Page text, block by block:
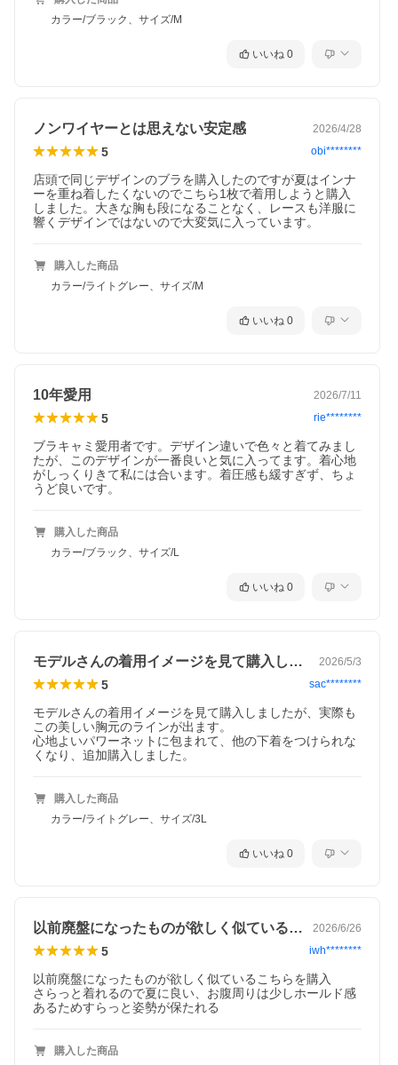
カラー/ブラック、サイズ/M
いいね 0
ノンワイヤーとは思えない安定感 2026/4/28
5 obi********
店頭で同じデザインのブラを購入したのですが夏はインナ
ーを重ね着したくないのでこちら1枚で着用しようと購入
しました。大きな胸も段になることなく、レースも洋服に
響くデザインではないので大変気に入っています。
購入した商品
カラー/ライトグレー、サイズ/M
いいね 0
10年愛用 2026/7/11
5 rie********
ブラキャミ愛用者です。デザイン違いで色々と着てみまし
たが、このデザインが一番良いと気に入ってます。着心地
がしっくりきて私には合います。着圧感も緩すぎず、ちょ
うど良いです。
購入した商品
カラー/ブラック、サイズ/L
いいね 0
モデルさんの着用イメージを見て購入しま… 2026/5/3
5 sac********
モデルさんの着用イメージを見て購入しましたが、実際も
この美しい胸元のラインが出ます。
心地よいパワーネットに包まれて、他の下着をつけられな
くなり、追加購入しました。
購入した商品
カラー/ライトグレー、サイズ/3L
いいね 0
以前廃盤になったものが欲しく似ているこ… 2026/6/26
5 iwh********
以前廃盤になったものが欲しく似ているこちらを購入
さらっと着れるので夏に良い、お腹周りは少しホールド感
あるためすらっと姿勢が保たれる
購入した商品